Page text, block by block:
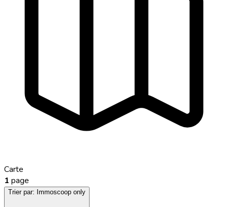
Carte
1 page
Trier par: Immoscoop only